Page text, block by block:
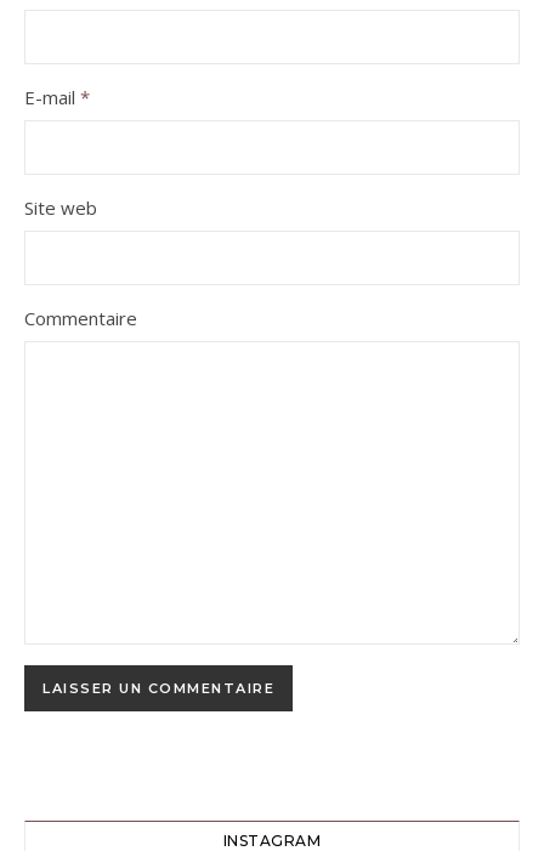
E-mail *
Site web
Commentaire
INSTAGRAM